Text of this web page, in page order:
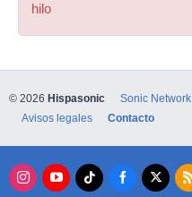
hilo
© 2026 Hispasonic Sonic Network
Avisos legales
Contacto